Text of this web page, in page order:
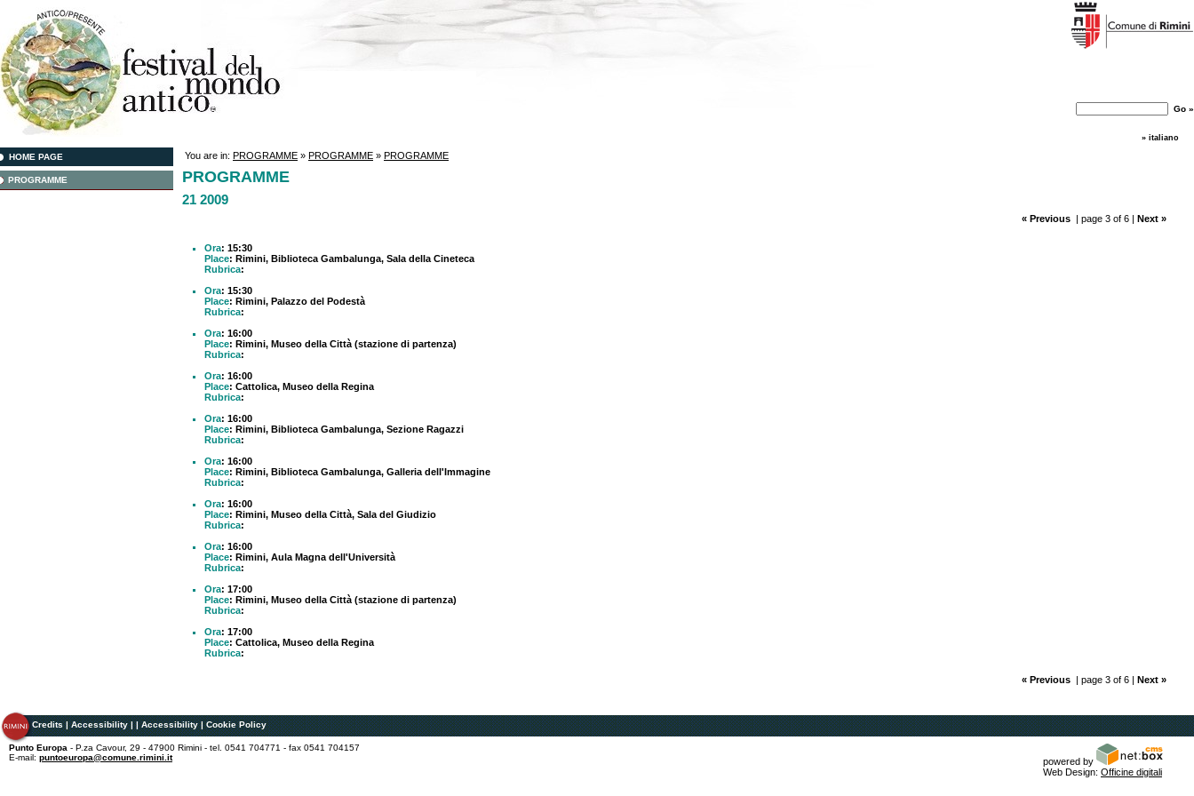
» italiano
HOME PAGE
PROGRAMME
You are in: PROGRAMME » PROGRAMME » PROGRAMME
PROGRAMME
21 2009
« Previous| page 3 of 6 | Next »
Ora: 15:30
Place: Rimini, Biblioteca Gambalunga, Sala della Cineteca
Rubrica:
Ora: 15:30
Place: Rimini, Palazzo del Podestà
Rubrica:
Ora: 16:00
Place: Rimini, Museo della Città (stazione di partenza)
Rubrica:
Ora: 16:00
Place: Cattolica, Museo della Regina
Rubrica:
Ora: 16:00
Place: Rimini, Biblioteca Gambalunga, Sezione Ragazzi
Rubrica:
Ora: 16:00
Place: Rimini, Biblioteca Gambalunga, Galleria dell'Immagine
Rubrica:
Ora: 16:00
Place: Rimini, Museo della Città, Sala del Giudizio
Rubrica:
Ora: 16:00
Place: Rimini, Aula Magna dell'Università
Rubrica:
Ora: 17:00
Place: Rimini, Museo della Città (stazione di partenza)
Rubrica:
Ora: 17:00
Place: Cattolica, Museo della Regina
Rubrica:
« Previous| page 3 of 6 | Next »
Credits|Accessibility||Accessibility|Cookie Policy
powered by
Web Design: Officine digitali
Punto Europa - P.za Cavour, 29 - 47900 Rimini - tel. 0541 704771 - fax 0541 704157
E-mail: puntoeuropa@comune.rimini.it